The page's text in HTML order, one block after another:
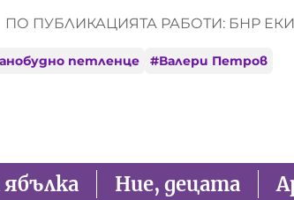
ПО ПУБЛИКАЦИЯТА РАБОТИ: БНР
петленце #Валери Петров
Ние, децата